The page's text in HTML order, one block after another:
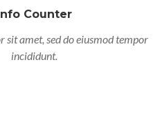
Counter
sit amet, sed do eiusmod tempor
incididunt.